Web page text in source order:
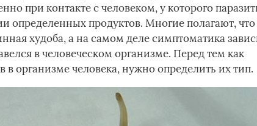
при контакте с человеком, у которого
определенных продуктов. Многие полагают, что
худоба, а на самом деле симптоматика
в человеческом организме. Перед тем как
в организме человека, нужно определить их тип.